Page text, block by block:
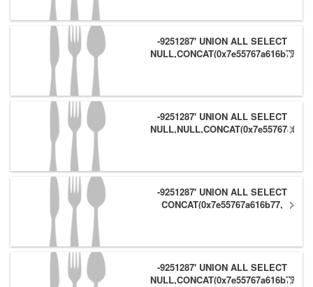
-9251287' UNION ALL SELECT
NULL,CONCAT(0x7e55767a616b77,
-9251287' UNION ALL SELECT
-9251287' UNION ALL SELECT
CONCAT(0x7e55767a616b77,
-9251287' UNION ALL SELECT
NULL,CONCAT(0x7e55767a616b77,